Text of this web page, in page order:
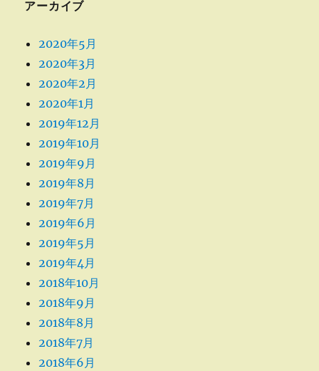
アーカイブ
2020年5月
2020年3月
2020年2月
2020年1月
2019年12月
2019年10月
2019年9月
2019年8月
2019年7月
2019年6月
2019年5月
2019年4月
2018年10月
2018年9月
2018年8月
2018年7月
2018年6月